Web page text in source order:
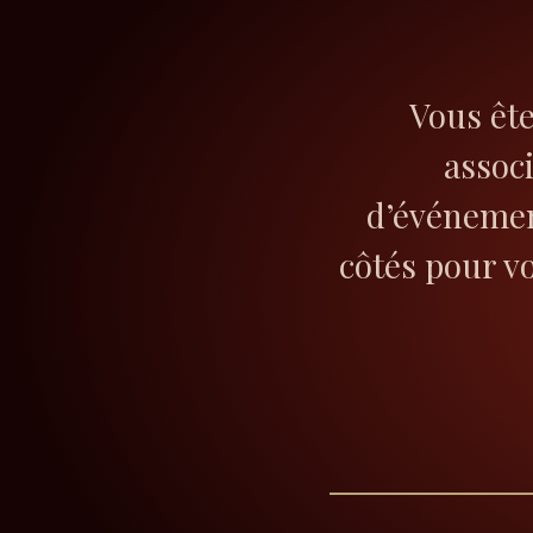
Vous
côtés pour